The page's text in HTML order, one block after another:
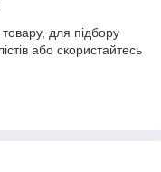
для підбору
або скористайтесь